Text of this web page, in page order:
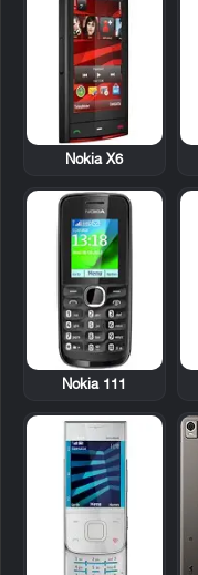
Nokia X6
Nokia 111